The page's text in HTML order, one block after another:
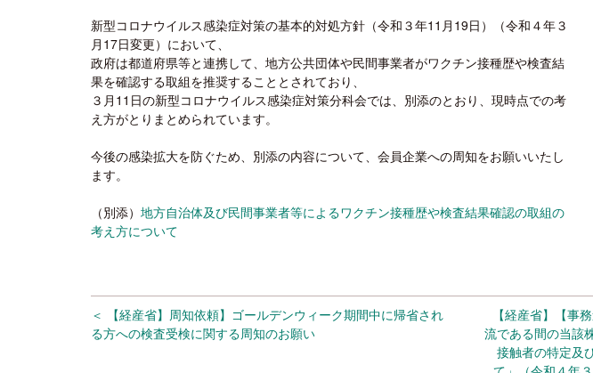
新型コロナウイルス感染症対策の基本的対処方針（令和３年11月19日）（令和４年３
月17日変更）において、
政府は都道府県等と連携して、地方公共団体や民間事業者がワクチン接種歴や検査結
果を確認する取組を推奨することとされており、
３月11日の新型コロナウイルス感染症対策分科会では、別添のとおり、現時点での考
え方がとりまとめられています。
今後の感染拡大を防ぐため、別添の内容について、会員企業への周知をお願いいたし
ます。
（別添） 地方自治体及び民間事業者等によるワクチン接種歴や検査結果確認の取組の
考え方について
＜ 【経産省】周知依頼】ゴールデンウィーク期間中に帰省され
る方への検査受検に関する周知のお願い
【経産省】【事
流である間の当該
接触者の特定及